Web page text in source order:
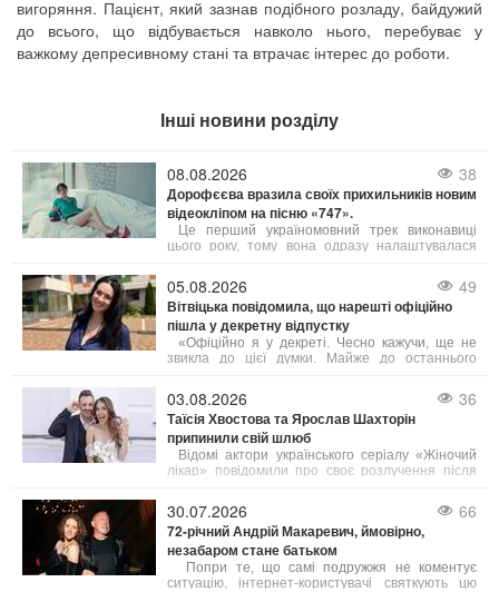
вигоряння. Пацієнт, який зазнав подібного розладу, байдужий
до всього, що відбувається навколо нього, перебуває у
важкому депресивному стані та втрачає інтерес до роботи.
Інші новини розділу
08.08.2026 38
Дорофєєва вразила своїх прихильників новим
відеокліпом на пісню «747».
Це перший україномовний трек виконавиці
цього року, тому вона одразу налаштувалася
незвичайним і провокативним сценам у
яскравому кліпі.
05.08.2026 49
Вітвіцька повідомила, що нарешті офіційно
пішла у декретну відпустку
«Офіційно я у декреті. Чесно кажучи, ще не
звикла до цієї думки. Майже до останнього
прокидатися перед світанком, готуватися до
випусків новин і займатися тим, що люблю вже
багато років», — поділилася Соломія.
03.08.2026 36
Таїсія Хвостова та Ярослав Шахторін
припинили свій шлюб
Відомі актори українського серіалу «Жіночий
лікар» повідомили про своє розлучення після
30.07.2026 66
72-річний Андрій Макаревич, ймовірно,
незабаром стане батьком
Попри те, що самі подружжя не коментує
ситуацію, інтернет-користувачі святкують цю